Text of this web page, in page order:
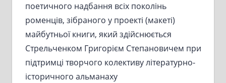
поетичного надбання всіх поколінь
роменців, зібраного у проекті (макеті)
майбутньої книги, який здійснюється
Стрельченком Григорієм Степановичем при
підтримці творчого колективу літературно-
історичного альманаху